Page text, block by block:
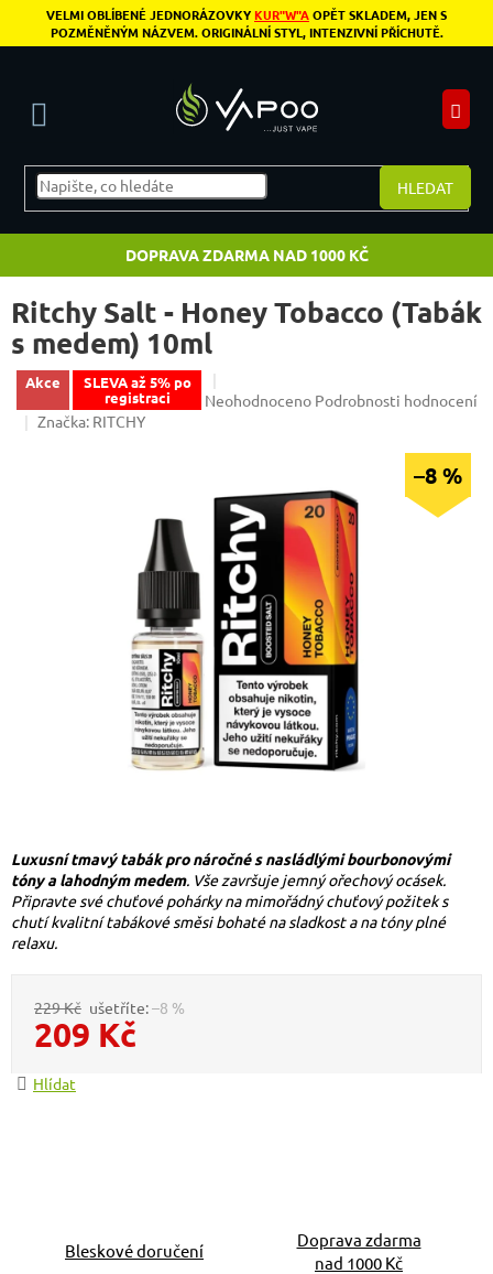
Přejít na obsah
VELMI OBLÍBENÉ JEDNORÁZOVKYKUR"W"AOPĚT SKLADEM, JEN S
POZMĚNĚNÝM NÁZVEM. ORIGINÁLNÍ STYL, INTENZIVNÍ PŘÍCHUTĚ.
HLEDAT
DOPRAVA ZDARMA NAD 1000 KČ
Ritchy Salt - Honey Tobacco (Tabák
s medem) 10ml
Akce
SLEVA až 5% po
registraci
Průměrné hodnocení produktu je 0,0 z 5
Neohodnoceno Podrobnosti hodnocení
Značka: RITCHY
–8 %
229 Kč –8 %
209 Kč
Luxusní tmavý tabák pro náročné s nasládlými bourbonovými
tóny a lahodným medem. Vše završuje jemný ořechový ocásek.
Připravte své chuťové pohárky na mimořádný chuťový požitek s
chutí kvalitní tabákové směsi bohaté na sladkost a na tóny plné
relaxu.
Hlídat
Bleskové doručení
Doprava zdarma
nad 1000 Kč